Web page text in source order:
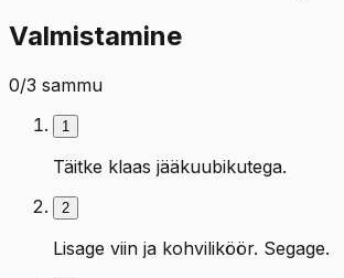
Valmistamine
0/3 sammu
1
Täitke klaas jääkuubikutega.
2
Lisage viin ja kohviliköör. Segage.